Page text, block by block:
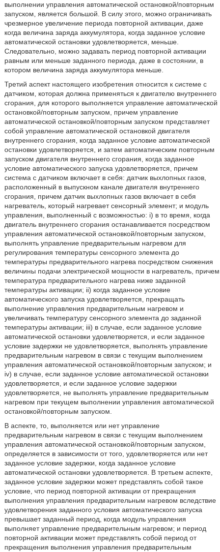
выполнении управления автоматической остановкой/повторным
запуском, является большой. В силу этого, можно ограничивать
чрезмерное увеличение периода повторной активации, даже
когда величина заряда аккумулятора, когда заданное условие
автоматической остановки удовлетворяется, меньше.
Следовательно, можно задавать период повторной активации
равным или меньше заданного периода, даже в состоянии, в
котором величина заряда аккумулятора меньше.
Третий аспект настоящего изобретения относится к системе с
датчиком, которая должна применяться к двигателю внутреннего
сгорания, для которого выполняется управление автоматической
остановкой/повторным запуском, причем управление
автоматической остановкой/повторным запуском представляет
собой управление автоматической остановкой двигателя
внутреннего сгорания, когда заданное условие автоматической
остановки удовлетворяется, и затем автоматическим повторным
запуском двигателя внутреннего сгорания, когда заданное
условие автоматического запуска удовлетворяется, причем
система с датчиком включает в себя: датчик выхлопных газов,
расположенный в выпускном канале двигателя внутреннего
сгорания, причем датчик выхлопных газов включает в себя
нагреватель, который нагревает сенсорный элемент; и модуль
управления, выполненный с возможностью: i) в то время, когда
двигатель внутреннего сгорания останавливается посредством
управления автоматической остановкой/повторным запуском,
выполнять управление предварительным нагревом для
регулирования температуры сенсорного элемента до
температуры предварительного нагрева посредством снижения
величины подачи электрической мощности в нагреватель, причем
температура предварительного нагрева ниже заданной
температуры активации; ii) когда заданное условие
автоматического запуска удовлетворяется, прекращать
выполнение управления предварительным нагревом и
увеличивать температуру сенсорного элемента до заданной
температуры активации; iii) в случае, если заданное условие
автоматической остановки удовлетворяется, и если заданное
условие задержки не удовлетворяется, выполнять управление
предварительным нагревом в связи с текущим выполнением
управления автоматической остановкой/повторным запуском; и
iv) в случае, если заданное условие автоматической остановки
удовлетворяется, и если заданное условие задержки
удовлетворяется, не выполнять управление предварительным
нагревом при текущем выполнении управления автоматической
остановкой/повторным запуском.
В аспекте, то, выполняется или нет управление
предварительным нагревом в связи с текущим выполнением
управления автоматической остановкой/повторным запуском,
определяется в зависимости от того, удовлетворяется или нет
заданное условие задержки, когда заданное условие
автоматической остановки удовлетворяется. В третьем аспекте,
заданное условие задержки может представлять собой такое
условие, что период повторной активации от прекращения
выполнения управления предварительным нагревом вследствие
удовлетворения заданного условия автоматического запуска
превышает заданный период, когда модуль управления
выполняет управление предварительным нагревом; и период
повторной активации может представлять собой период от
прекращения выполнения управления предварительным